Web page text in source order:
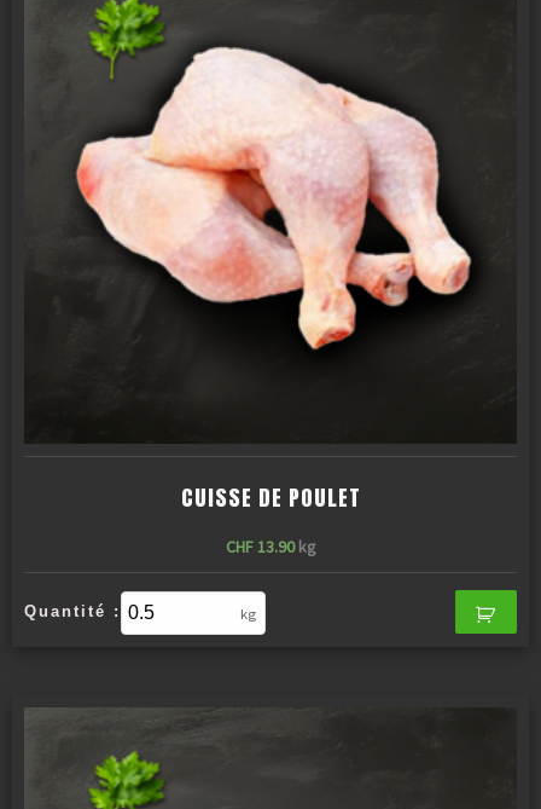
CUISSE DE POULET
CHF13.90 kg
Quantité : kg